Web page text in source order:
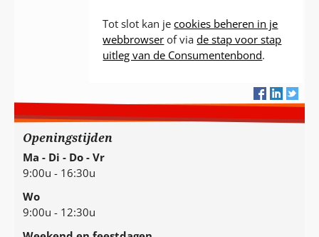
Tot slot kan jecookies beheren in je
webbrowser of viade stap voor stap
uitleg van de Consumentenbond.
Openingstijden
Ma - Di - Do - Vr
9:00u - 16:30u
Wo
9:00u - 12:30u